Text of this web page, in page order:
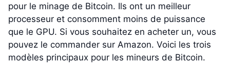
pour le minage de Bitcoin. Ils ont un meilleur
processeur et consomment moins de puissance
que le GPU. Si vous souhaitez en acheter un, vous
pouvez le commander sur Amazon. Voici les trois
modèles principaux pour les mineurs de Bitcoin.